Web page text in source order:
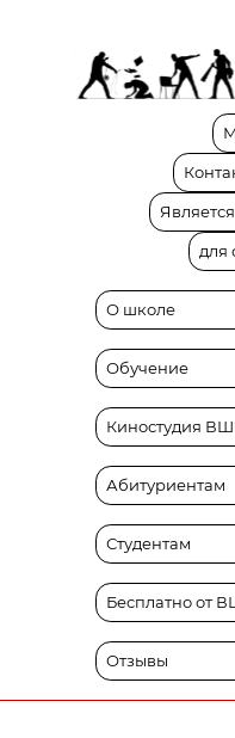
Является
для
О школе
Обучение
Киностудия
Абитуриентам
Студентам
Бесплатно от
Отзывы